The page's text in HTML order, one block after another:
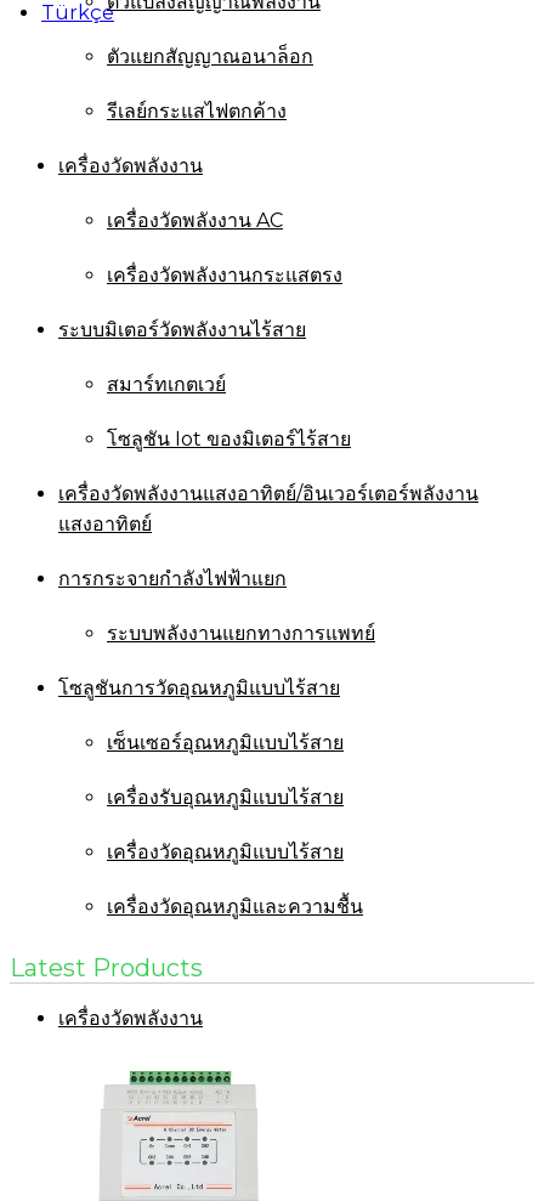
Türkçe
ตัวแยกสัญญาณอนาล็อก
รีเลย์กระแสไฟตกค้าง
เครื่องวัดพลังงาน
เครื่องวัดพลังงาน AC
เครื่องวัดพลังงานกระแสตรง
ระบบมิเตอร์วัดพลังงานไร้สาย
สมาร์ทเกตเวย์
โซลูชัน Iot ของมิเตอร์ไร้สาย
เครื่องวัดพลังงานแสงอาทิตย์/อินเวอร์เตอร์พลังงาน
แสงอาทิตย์
การกระจายกำลังไฟฟ้าแยก
ระบบพลังงานแยกทางการแพทย์
โซลูชันการวัดอุณหภูมิแบบไร้สาย
เซ็นเซอร์อุณหภูมิแบบไร้สาย
เครื่องรับอุณหภูมิแบบไร้สาย
เครื่องวัดอุณหภูมิแบบไร้สาย
เครื่องวัดอุณหภูมิและความชื้น
Latest Products
เครื่องวัดพลังงาน